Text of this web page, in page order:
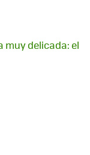
muy delicada: el